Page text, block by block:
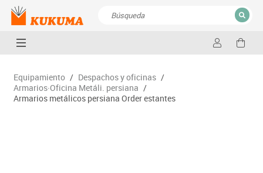
CERRAR
Equipamiento / Despachos y oficinas /
Armarios·Oficina Metáli. persiana /
Armarios metálicos persiana Order estantes